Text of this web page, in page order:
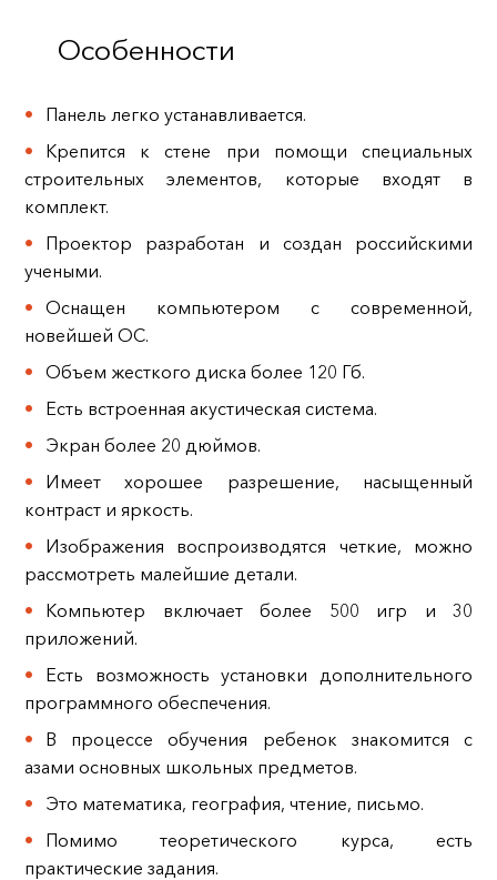
Особенности
Панель легко устанавливается.
Крепится к стене при помощи специальных
строительных элементов, которые входят в
комплект.
Проектор разработан и создан российскими
учеными.
Оснащен компьютером с современной,
новейшей ОС.
Объем жесткого диска более 120 Гб.
Есть встроенная акустическая система.
Экран более 20 дюймов.
Имеет хорошее разрешение, насыщенный
контраст и яркость.
Изображения воспроизводятся четкие, можно
рассмотреть малейшие детали.
Компьютер включает более 500 игр и 30
приложений.
Есть возможность установки дополнительного
программного обеспечения.
В процессе обучения ребенок знакомится с
азами основных школьных предметов.
Это математика, география, чтение, письмо.
Помимо теоретического курса, есть
практические задания.